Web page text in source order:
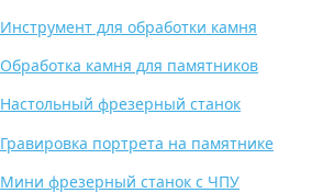
Инструмент для обработки камня
Обработка камня для памятников
Настольный фрезерный станок
Гравировка портрета на памятнике
Мини фрезерный станок с ЧПУ